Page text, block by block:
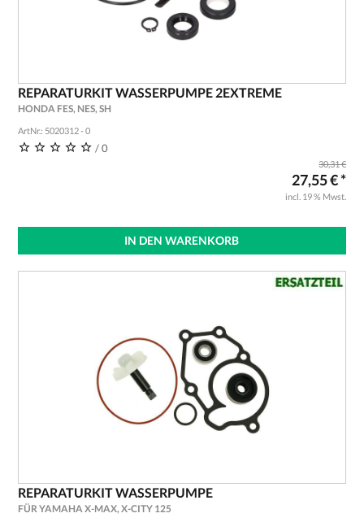
REPARATURKIT WASSERPUMPE 2EXTREME
HONDA FES, NES, SH
ArtNr.: 5020312 - 0
/ 0
30,31 €
27,55 € *
incl. 19 % Mwst.
IN DEN WARENKORB
REPARATURKIT WASSERPUMPE
FÜR YAMAHA X-MAX, X-CITY 125